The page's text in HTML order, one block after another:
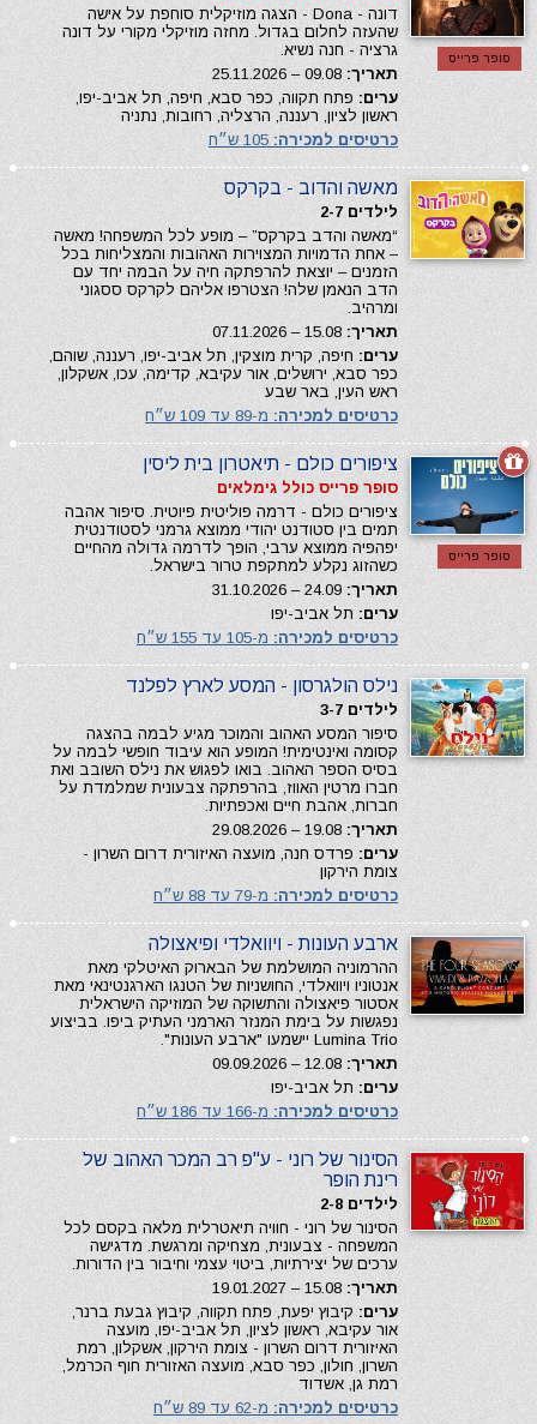
סופר פרייס
דונה - Dona - הצגה מוזיקלית סוחפת על אישה
שהעזה לחלום בגדול. מחזה מוזיקלי מקורי על דונה
גרציה - חנה נשיא.
תאריך:
ערים: פתח תקווה, כפר סבא, חיפה, תל אביב-יפו,
ראשון לציון, רעננה, הרצליה, רחובות, נתניה
כרטיסים למכירה:
מאשה והדוב - בקרקס
לילדים 2-7
“מאשה והדב בקרקס” – מופע לכל המשפחה! מאשה
– אחת הדמויות המצוירות האהובות והמצליחות בכל
הזמנים – יוצאת להרפתקה חיה על הבמה יחד עם
הדב הנאמן שלה! הצטרפו אליהם לקרקס ססגוני
ומרהיב.
תאריך:
ערים: חיפה, קרית מוצקין, תל אביב-יפו, רעננה, שוהם,
כפר סבא, ירושלים, אור עקיבא, קדימה, עכו, אשקלון,
ראש העין, באר שבע
כרטיסים למכירה: מ-89 עד 109 ש״ח
סופר פרייס
ציפורים כולם - תיאטרון בית ליסין
סופר פרייס כולל גימלאים
ציפורים כולם - דרמה פוליטית פיוטית. סיפור אהבה
תמים בין סטודנט יהודי ממוצא גרמני לסטודנטית
יפהפיה ממוצא ערבי, הופך לדרמה גדולה מהחיים
כשהזוג נקלע למתקפת טרור בישראל.
תאריך:
ערים: תל אביב-יפו
כרטיסים למכירה: מ-105 עד 155 ש״ח
נילס הולגרסון - המסע לארץ לפלנד
לילדים 3-7
סיפור המסע האהוב והמוכר מגיע לבמה בהצגה
קסומה ואינטימית! המופע הוא עיבוד חופשי לבמה על
בסיס הספר האהוב. בואו לפגוש את נילס השובב ואת
חברו מרטין האווז, בהרפתקה צבעונית שמלמדת על
חברות, אהבת חיים ואכפתיות.
תאריך:
ערים: פרדס חנה, מועצה האיזורית דרום השרון -
צומת הירקון
כרטיסים למכירה: מ-79 עד 88 ש״ח
ארבע העונות - ויוואלדי ופיאצולה
ההרמוניה המושלמת של הבארוק האיטלקי מאת
אנטוניו ויוואלדי, החושניות של הטנגו הארגנטינאי מאת
אסטור פיאצולה והתשוקה של המוזיקה הישראלית
נפגשות על בימת המנזר הארמני העתיק ביפו. בביצוע
Lumina Trio יישמעו "ארבע העונות".
תאריך:
ערים: תל אביב-יפו
כרטיסים למכירה: מ-166 עד 186 ש״ח
הסינור של רוני - ע"פ רב המכר האהוב של
רינת הופר
לילדים 2-8
הסינור של רוני - חוויה תיאטרלית מלאה בקסם לכל
המשפחה - צבעונית, מצחיקה ומרגשת. מדגישה
ערכים של יצירתיות, ביטוי עצמי וחיבור בין הדורות.
תאריך:
ערים: קיבוץ יפעת, פתח תקווה, קיבוץ גבעת ברנר,
אור עקיבא, ראשון לציון, תל אביב-יפו, מועצה
האיזורית דרום השרון - צומת הירקון, אשקלון, רמת
השרון, חולון, כפר סבא, מועצה האזורית חוף הכרמל,
רמת גן, אשדוד
כרטיסים למכירה: מ-62 עד 89 ש״ח